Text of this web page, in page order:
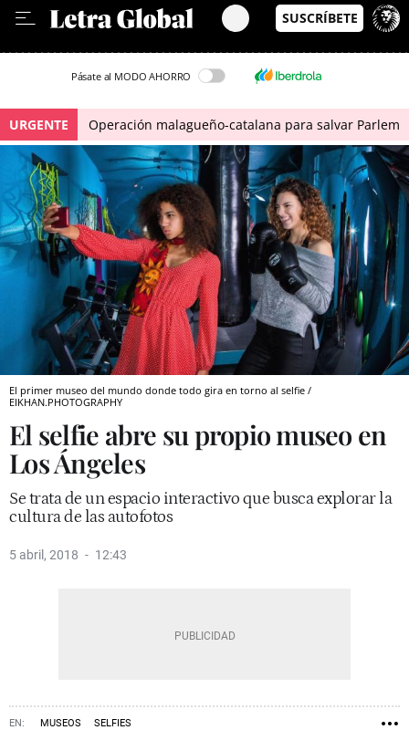
Pásate al MODO AHORRO
URGENTE Operación malagueño-catalana para salvar Parlem
El primer museo del mundo donde todo gira en torno al selfie /
EIKHAN.PHOTOGRAPHY
El selfie abre su propio museo en
Los Ángeles
Se trata de un espacio interactivo que busca explorar la
cultura de las autofotos
5 abril, 2018 12:43
MUSEOS SELFIES